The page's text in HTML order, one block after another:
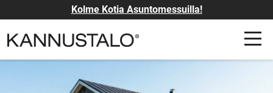
Kolme Kotia Asuntomessuilla!